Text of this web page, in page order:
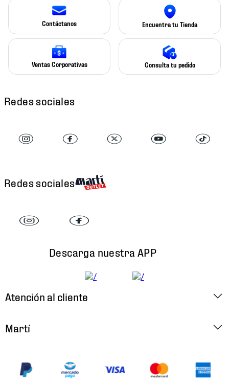
Contáctanos Encuentra tu Tienda
Ventas Corporativas Consulta tu pedido
Redes sociales
Redes sociales
Descarga nuestra APP
Atención al cliente
Cambios y Devoluciones
Martí
Ubica tu Tienda